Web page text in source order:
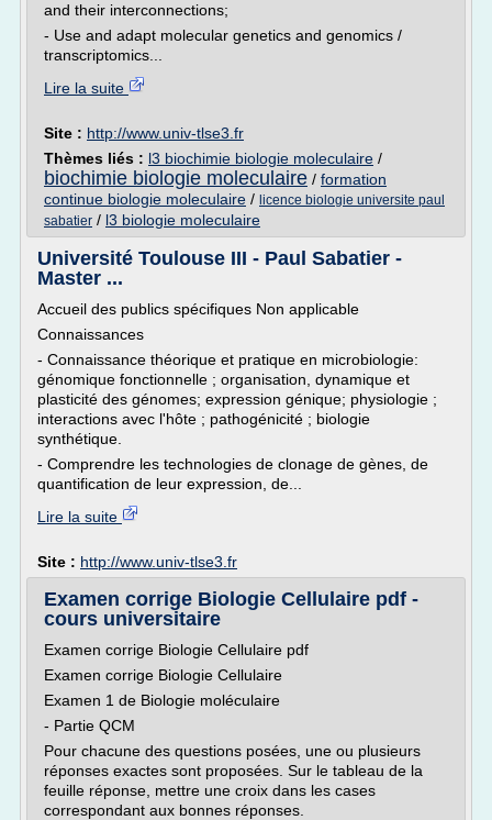
and their interconnections;
- Use and adapt molecular genetics and genomics /
transcriptomics...
Lire la suite
Site : http://www.univ-tlse3.fr
Thèmes liés : l3 biochimie biologie moleculaire /
biochimie biologie moleculaire / formation
continue biologie moleculaire / licence biologie universite paul
sabatier / l3 biologie moleculaire
Université Toulouse III - Paul Sabatier -
Master ...
Accueil des publics spécifiques Non applicable
Connaissances
- Connaissance théorique et pratique en microbiologie:
génomique fonctionnelle ; organisation, dynamique et
plasticité des génomes; expression génique; physiologie ;
interactions avec l'hôte ; pathogénicité ; biologie
synthétique.
- Comprendre les technologies de clonage de gènes, de
quantification de leur expression, de...
Lire la suite
Site : http://www.univ-tlse3.fr
Examen corrige Biologie Cellulaire pdf -
cours universitaire
Examen corrige Biologie Cellulaire pdf
Examen corrige Biologie Cellulaire
Examen 1 de Biologie moléculaire
- Partie QCM
Pour chacune des questions posées, une ou plusieurs
réponses exactes sont proposées. Sur le tableau de la
feuille réponse, mettre une croix dans les cases
correspondant aux bonnes réponses.